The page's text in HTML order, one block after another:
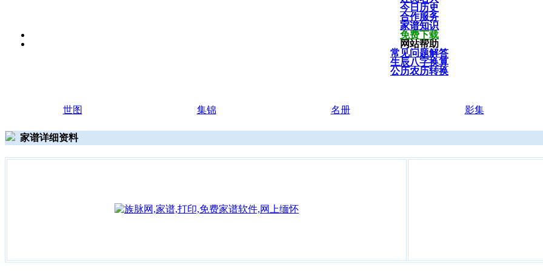
今日历史
合作服务
家谱知识
免费下载
网站帮助
常见问题解答
生辰八字换算
公历农历转换
世图 集锦 名册 影集
家谱详细资料